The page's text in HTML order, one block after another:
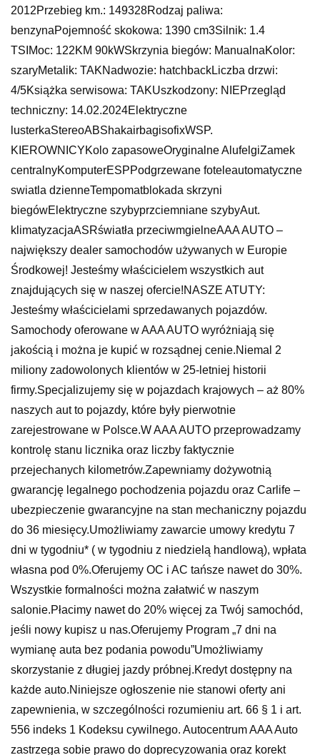
2012Przebieg km.: 149328Rodzaj paliwa:
benzynaPojemność skokowa: 1390 cm3Silnik: 1.4
TSIMoc: 122KM 90kWSkrzynia biegów: ManualnaKolor:
szaryMetalik: TAKNadwozie: hatchbackLiczba drzwi:
4/5Książka serwisowa: TAKUszkodzony: NIEPrzegląd
techniczny: 14.02.2024Elektryczne
lusterkaStereoABShakairbagisofixWSP.
KIEROWNICYKolo zapasoweOryginalne AlufelgiZamek
centralnyKomputerESPPodgrzewane foteleautomatyczne
swiatla dzienneTempomatblokada skrzyni
biegówElektryczne szybyprzciemniane szybyAut.
klimatyzacjaASRświatła przeciwmgielneAAA AUTO –
największy dealer samochodów używanych w Europie
Środkowej! Jesteśmy właścicielem wszystkich aut
znajdujących się w naszej ofercie!NASZE ATUTY:
Jesteśmy właścicielami sprzedawanych pojazdów.
Samochody oferowane w AAA AUTO wyróżniają się
jakością i można je kupić w rozsądnej cenie.Niemal 2
miliony zadowolonych klientów w 25-letniej historii
firmy.Specjalizujemy się w pojazdach krajowych – aż 80%
naszych aut to pojazdy, które były pierwotnie
zarejestrowane w Polsce.W AAA AUTO przeprowadzamy
kontrolę stanu licznika oraz liczby faktycznie
przejechanych kilometrów.Zapewniamy dożywotnią
gwarancję legalnego pochodzenia pojazdu oraz Carlife –
ubezpieczenie gwarancyjne na stan mechaniczny pojazdu
do 36 miesięcy.Umożliwiamy zawarcie umowy kredytu 7
dni w tygodniu* ( w tygodniu z niedzielą handlową), wpłata
własna pod 0%.Oferujemy OC i AC tańsze nawet do 30%.
Wszystkie formalności można załatwić w naszym
salonie.Płacimy nawet do 20% więcej za Twój samochód,
jeśli nowy kupisz u nas.Oferujemy Program „7 dni na
wymianę auta bez podania powodu”Umożliwiamy
skorzystanie z długiej jazdy próbnej.Kredyt dostępny na
każde auto.Niniejsze ogłoszenie nie stanowi oferty ani
zapewnienia, w szczególności rozumieniu art. 66 § 1 i art.
556 indeks 1 Kodeksu cywilnego. Autocentrum AAA Auto
zastrzega sobie prawo do doprecyzowania oraz korekt